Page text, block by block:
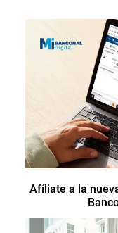
Afíliate a la